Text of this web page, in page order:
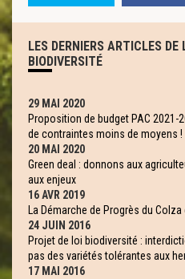
LES DERNIERS ARTICLES DE
BIODIVERSITÉ
29 MAI 2020
Proposition de budget PAC 2021-
de contraintes moins de moyens !
20 MAI 2020
Green deal : donnons aux
aux enjeux
16 AVR 2019
La Démarche de Progrès du
24 JUIN 2016
Projet de loi biodiversité :
pas des variétés tolérantes aux
17 MAI 2016